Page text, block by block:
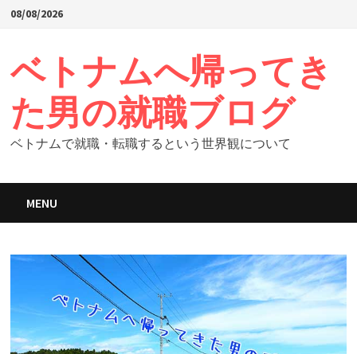
Skip
content
08/08/2026
ベトナムへ帰ってき
た男の就職ブログ
ベトナムで就職・転職するという世界観について
MENU